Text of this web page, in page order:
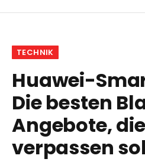
TECHNIK
Huawei-
Die besten
Angebote,
verpassen